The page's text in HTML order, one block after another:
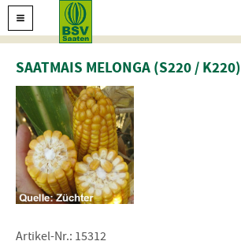
SAATMAIS MELONGA (S220 / K220)
Artikel-Nr.: 15312